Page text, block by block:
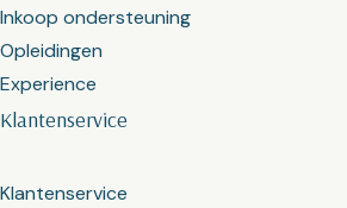
Klantenservice
Klantenservice
Inkoop ondersteuning
Opleidingen
Experience